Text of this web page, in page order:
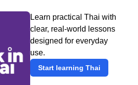
Learn practical Thai with
clear, real-world lessons
designed for everyday
use.
Start learning Thai